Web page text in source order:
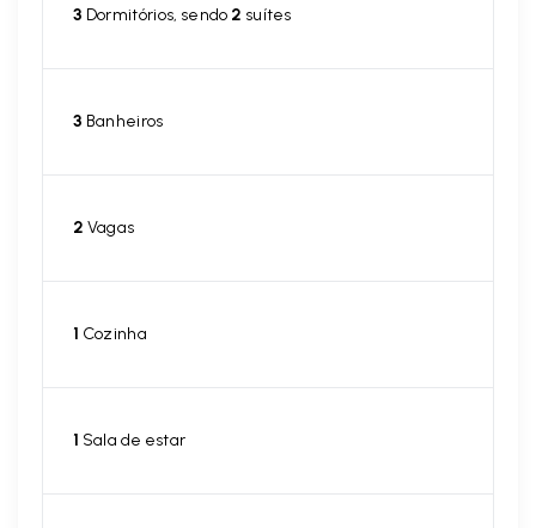
3 Dormitórios, sendo 2 suítes
3 Banheiros
2 Vagas
1 Cozinha
1 Sala de estar